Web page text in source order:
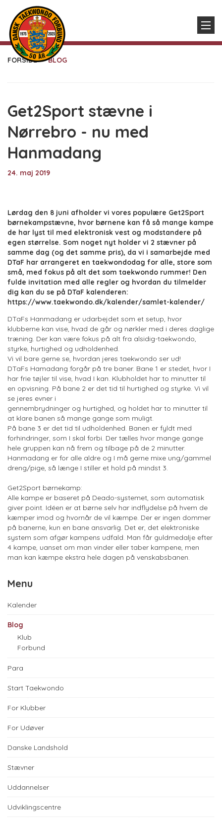
FORSIDE BLOG
Get2Sport stævne i
Nørrebro - nu med
Hanmadang
24. maj 2019
Lørdag den 8 juni afholder vi vores populære Get2Sport
børnekampstævne, hvor børnene kan få så mange kampe
de har lyst til med elektronisk vest og modstandere på
egen størrelse. Som noget nyt holder vi 2 stævner på
samme dag (og det samme pris), da vi i samarbejde med
DTaF har arrangeret en taekwondodag for alle, store som
små, med fokus på alt det som taekwondo rummer! Den
fulde invitation med alle regler og hvordan du tilmelder
dig kan du se på DTaF kalenderen:
https://www.taekwondo.dk/kalender/samlet-kalender/
DTaFs Hanmadang er udarbejdet som et setup, hvor
klubberne kan vise, hvad de går og nørkler med i deres daglige
træning. Der kan være fokus på alt fra alsidig-taekwondo,
styrke, hurtighed og udholdenhed.
Vi vil bare gerne se, hvordan jeres taekwondo ser ud!
DTaFs Hamadang forgår på tre baner. Bane 1 er stedet, hvor I
har frie tøjler til vise, hvad I kan. Klubholdet har to minutter til
en opvisning. På bane 2 er det tid til hurtighed og styrke. Vi vil
se jeres evner i
gennembrydninger og hurtighed, og holdet har to minutter til
at klare banen så mange gange som muligt.
På bane 3 er det tid til udholdenhed. Banen er fyldt med
forhindringer, som I skal forbi. Der tælles hvor mange gange
hele gruppen kan nå frem og tilbage på de 2 minutter.
Hanmadang er for alle aldre og I må gerne mixe ung/gammel
dreng/pige, så længe I stiller et hold på mindst 3.
Get2Sport børnekamp:
Alle kampe er baseret på Deado-systemet, som automatisk
giver point. Idéen er at børne selv har indflydelse på hvem de
kæmper imod og hvornår de vil kæmpe. Der er ingen dommer
på banerne, kun en bane ansvarlig. Det er, det elektroniske
system som afgør kampens udfald. Man får guldmedalje efter
4 kampe, uanset om man vinder eller taber kampene, men
man kan kæmpe ekstra hele dagen på venskabsbanen.
Menu
Kalender
Blog
Klub
Forbund
Para
Start Taekwondo
For Klubber
For Udøver
Danske Landshold
Stævner
Uddannelser
Udviklingscentre